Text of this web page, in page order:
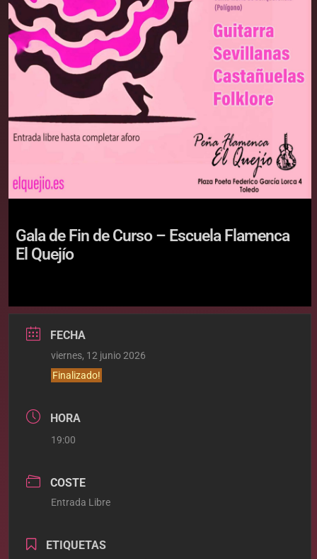
Gala de Fin de Curso – Escuela Flamenca
El Quejío
FECHA
viernes, 12 junio 2026
Finalizado!
HORA
19:00
COSTE
Entrada Libre
ETIQUETAS